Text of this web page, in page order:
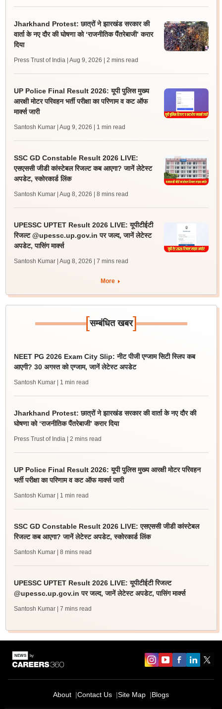
Jharkhand Protest: छात्रों ने झारखंड सरकार की
वार्ता के नए दौर की घोषणा को ‘राजनीतिक पैंतरेबाजी’ करार
दिया
Press Trust of India | Aug 9, 2026 | 2 mins read
UP Police Final Result 2026: यूपी पुलिस मुख्य
आरक्षी मोटर परिवहन भर्ती परीक्षा का परिणाम व कट ऑफ
मार्क्स जारी
Santosh Kumar | Aug 9, 2026 | 1 min read
SSC GD Constable Result 2026 LIVE:
एसएससी जीडी कांस्टेबल रिजल्ट कब आएगा? जानें लेटेस्ट
अपडेट, स्कोरकार्ड लिंक
Santosh Kumar | Aug 8, 2026 | 8 mins read
UPESSC UPTET Result 2026 LIVE: यूपीटीईटी
रिजल्ट @upessc.up.gov.in पर जल्द, जानें लेटेस्ट
अपडेट, पासिंग मार्क्स
Santosh Kumar | Aug 8, 2026 | 7 mins read
More
[सम्बंधित खबर]
NEET PG 2026 Exam City Slip: नीट पीजी एग्जाम सिटी स्लिप कब
आएगी? 30 अगस्त को एग्जाम, जानें लेटेस्ट अपडेट
Santosh Kumar | 1 min read
Jharkhand Protest: छात्रों ने झारखंड सरकार की वार्ता के नए दौर की
घोषणा को ‘राजनीतिक पैंतरेबाजी’ करार दिया
Press Trust of India | 2 mins read
UP Police Final Result 2026: यूपी पुलिस मुख्य आरक्षी मोटर परिवहन
भर्ती परीक्षा का परिणाम व कट ऑफ मार्क्स जारी
Santosh Kumar | 1 min read
SSC GD Constable Result 2026 LIVE: एसएससी जीडी कांस्टेबल
रिजल्ट कब आएगा? जानें लेटेस्ट अपडेट, स्कोरकार्ड लिंक
Santosh Kumar | 8 mins read
UPESSC UPTET Result 2026 LIVE: यूपीटीईटी रिजल्ट
@upessc.up.gov.in पर जल्द, जानें लेटेस्ट अपडेट, पासिंग मार्क्स
Santosh Kumar | 7 mins read
About Contact Us Site Map Blogs